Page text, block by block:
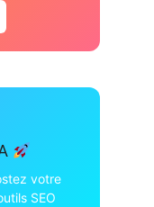
votre
SEO